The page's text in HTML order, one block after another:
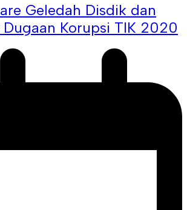
Geledah Disdik dan
Dugaan Korupsi TIK 2020